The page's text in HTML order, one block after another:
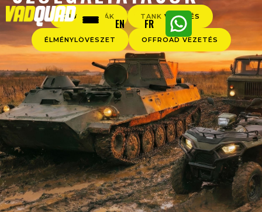
EN FR
QUAD TÚRÁK TANK VEZETÉS
ÉLMÉNYLÖVÉSZET OFFROAD VEZETÉS